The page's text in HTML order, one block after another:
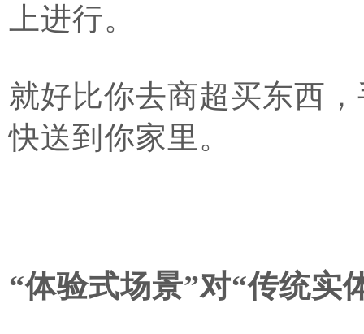
上进行。
就好比你去商超买东西
快送到你家里。
“体验式场景”对“传统实